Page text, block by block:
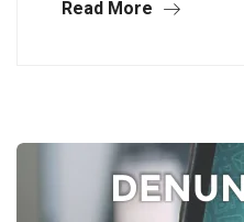
Read More